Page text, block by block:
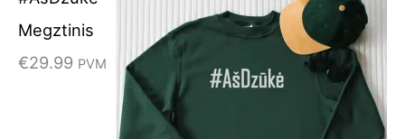
Megztinis
€29.99 PVM